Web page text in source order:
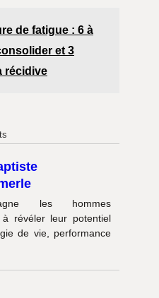
de fatigue : 6 à
et 3
récidive
les hommes
à révéler leur potentiel
de vie, performance